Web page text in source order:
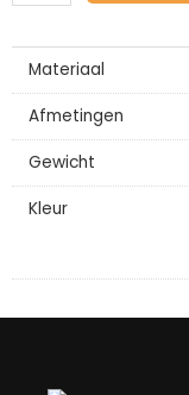
Materiaal
Afmetingen
Gewicht
Kleur